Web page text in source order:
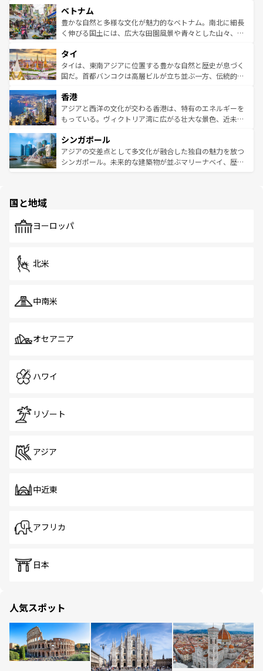
参照してほしい。
容にもいいと評判のスイーツなど、バラエティ豊かな料理
が味わえる。 なお、新着の台湾情報は コンテンツ一覧を参
照してほしい。
き、地方に足を延ばせば四季折々の自然美を楽しむことが
できる。そして、キムチや焼肉、絶品のストリートフード
まで、さまざまな韓国料理が待っている。夜には、韓国な
リティに包まれながら、韓国の多彩な魅力を心ゆくまで味
わってみてほしい。 なお、新着の韓国情報はコンテンツ一
覧を参照してほしい。
ベトナム
豊かな自然と多様な文化が魅力的なベトナム。南北に細長
く伸びる国土には、広大な田園風景や青々とした山々、世
急速な発展と共に伝統が息づく。ハノイの古い町並みやホ
ーチミン市のフランス統治時代の建物も、独特の雰囲気を
醸し出している。また、バラエティの豊かさとおいしさで
とつ。フォーやバインミー、ベトナムコーヒーなどは、ぜ
ひ現地で味わいたい。どの地域を訪れてもあたたかい人々
が旅行者を迎えてくれるので、きっと忘れられない旅にな
参照してほしい。
タイ
タイは、東南アジアに位置する豊かな自然と歴史が息づく
国だ。首都バンコクは高層ビルが立ち並ぶ一方、伝統的な
の活気が交差している。北部ではチェンマイなどの山岳地
帯で自然と触れ合い、南部ではプーケットやクラビの美し
いビーチでリゾート気分を楽しむことができる。タイ料理
激する。気候は一年中温暖で、どの季節にも異なる楽しみ
が待っている。親しみやすいタイの人々、仏教を中心とし
た文化、そして多様な観光資源が、訪れる旅人を魅了し続
香港
アジアと西洋の文化が交わる香港は、特有のエネルギーを
もっている。ヴィクトリア湾に広がる壮大な景色、近未来
み、どこを訪れても感動するはず。観光スポットが密集し
ており、効率よく見どころを回れるのも魅力。息をのむよ
うな絶景から文化的な体験まで、香港を存分に楽しみ尽く
シンガポール
アジアの交差点として多文化が融合した独自の魅力を放つ
シンガポール。未来的な建築物が並ぶマリーナベイ、歴史
で、ホーカーズは地元の風情を楽しめる外せないスポット
国と地域
ヨーロッパ
北米
中南米
オセアニア
ハワイ
リゾート
アジア
中近東
アフリカ
日本
人気スポット